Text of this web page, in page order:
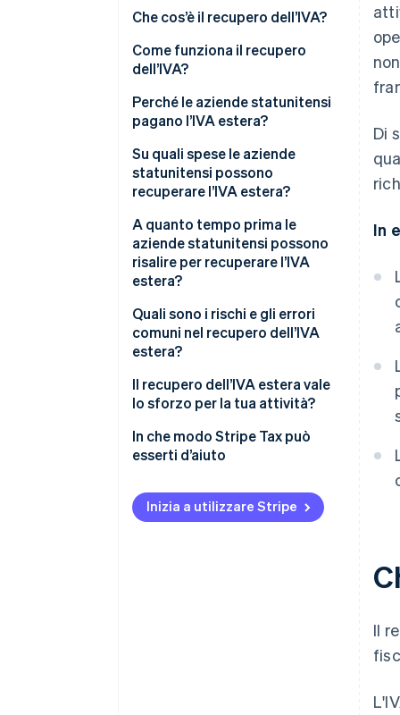
Che cos’è il recupero dell’IVA?
Come funziona il recupero
dell’IVA?
Perché le aziende statunitensi
pagano l’IVA estera?
Su quali spese le aziende
statunitensi possono
recuperare l’IVA estera?
A quanto tempo prima le
aziende statunitensi possono
risalire per recuperare l’IVA
estera?
Quali sono i rischi e gli errori
comuni nel recupero dell’IVA
estera?
Il recupero dell’IVA estera vale
lo sforzo per la tua attività?
In che modo Stripe Tax può
esserti d’aiuto
Inizia a utilizzare Stripe
Di
In
Il